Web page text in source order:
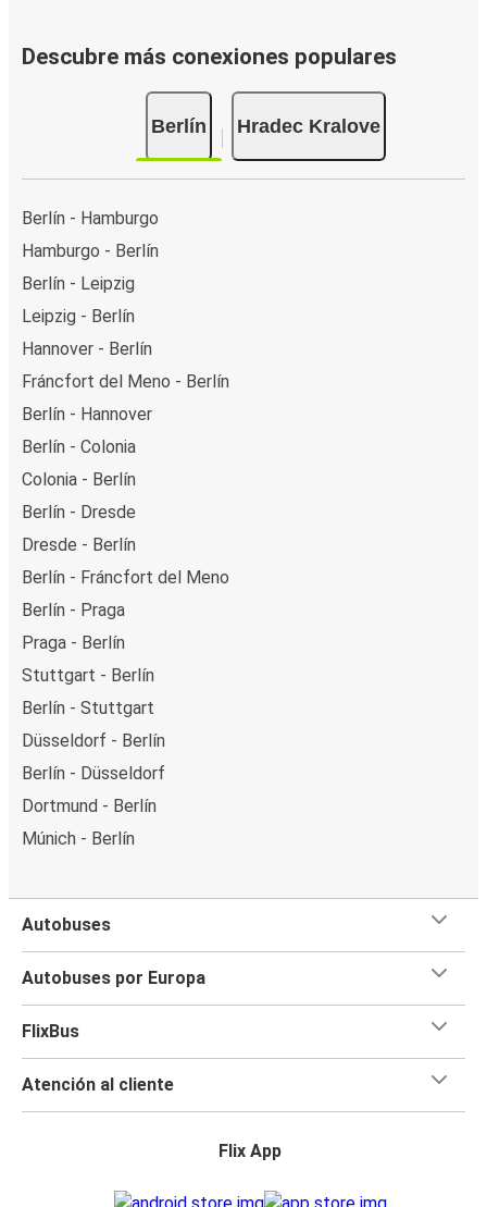
Descubre más conexiones populares
Berlín Hradec Kralove
Berlín - Hamburgo
Hamburgo - Berlín
Berlín - Leipzig
Leipzig - Berlín
Hannover - Berlín
Fráncfort del Meno - Berlín
Berlín - Hannover
Berlín - Colonia
Colonia - Berlín
Berlín - Dresde
Dresde - Berlín
Berlín - Fráncfort del Meno
Berlín - Praga
Praga - Berlín
Stuttgart - Berlín
Berlín - Stuttgart
Düsseldorf - Berlín
Berlín - Düsseldorf
Dortmund - Berlín
Múnich - Berlín
Autobuses
Autobuses por Europa
FlixBus
Atención al cliente
Flix App